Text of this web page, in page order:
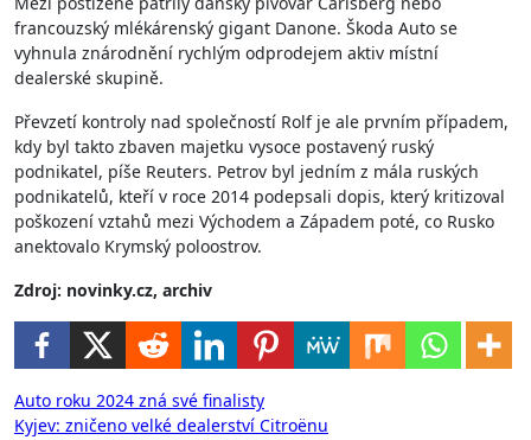
francouzský mlékárenský gigant Danone. Škoda Auto se
vyhnula znárodnění rychlým odprodejem aktiv místní
dealerské skupině.
Převzetí kontroly nad společností Rolf je ale prvním případem,
kdy byl takto zbaven majetku vysoce postavený ruský
podnikatel, píše Reuters. Petrov byl jedním z mála ruských
podnikatelů, kteří v roce 2014 podepsali dopis, který kritizoval
poškození vztahů mezi Východem a Západem poté, co Rusko
anektovalo Krymský poloostrov.
Zdroj: novinky.cz, archiv
Navigace
Auto roku 2024 zná své finalisty
Kyjev: zničeno velké dealerství Citroënu